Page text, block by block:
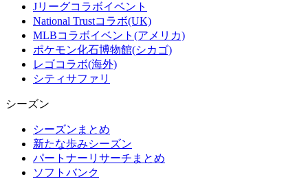
Jリーグコラボイベント
National Trustコラボ(UK)
MLBコラボイベント(アメリカ)
ポケモン化石博物館(シカゴ)
レゴコラボ(海外)
シティサファリ
シーズン
シーズンまとめ
新たな歩みシーズン
パートナーリサーチまとめ
ソフトバンク